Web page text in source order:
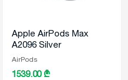
Apple AirPods Max
A2096 Silver
AirPods
1539.00 ₾